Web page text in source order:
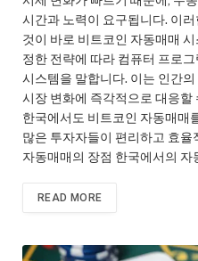
시간과 노력이 요구됩니다. 이
것이 바로 비트코인 자동매매
정한 전략에 따라 컴퓨터 프로
시스템을 말합니다. 이는 인간
시장 변화에 즉각적으로 대응할
한국에서도 비트코인 자동매매
많은 투자자들이 편리하고 효
자동매매의 장점 한국에서의
READ MORE